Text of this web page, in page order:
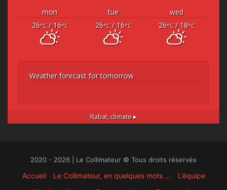
mon tue
wed
26°C/ 16°C 26°C/ 16°C 26°C/ 18°C
Weather forecast for tomorrow
Rabat, climate ▸
2020 - 2026 | Le Collimateur © Tous droits réservés
Accueil Le Collimateur, en quelques mots …
L’équipe